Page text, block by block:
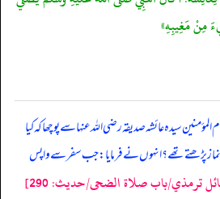
مِنْ مَغِيبِهِ»
سیدہ عائشہ صدیقہ رضی اللہ عنہا سے پوچھا کہ کیا
پڑھتے تھے؟ انہوں نے فرمایا: جب سفر سے واپس
ترمذي/باب صلاة الضحى/حدیث: 290]